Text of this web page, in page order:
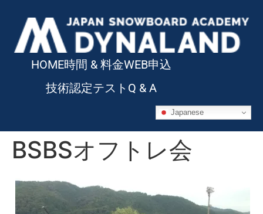
HOME時間 & 料金WEB申込
技術認定テスト Q & A
Japanese
BSBSオフトレ会